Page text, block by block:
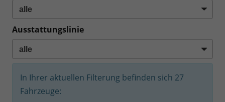
Ausstattungslinie
In Ihrer aktuellen Filterung befinden sich 27
Fahrzeuge: